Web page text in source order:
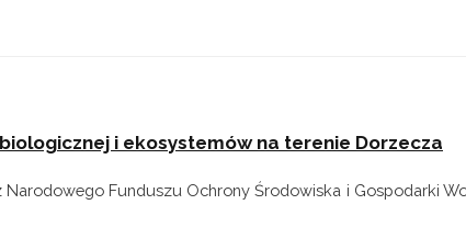
i ekosystemów na terenie Dorzecza
Funduszu Ochrony Środowiska i Gospodarki